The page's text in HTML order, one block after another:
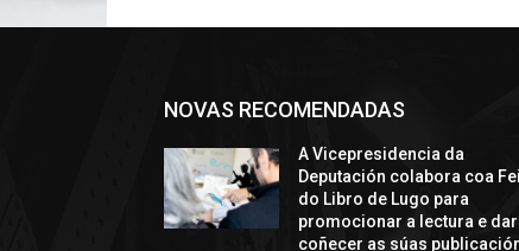
NOVAS RECOMENDADAS
A Vicepresidencia da
Deputación colabora coa
do Libro de Lugo para
promocionar a lectura e dar
coñecer as súas